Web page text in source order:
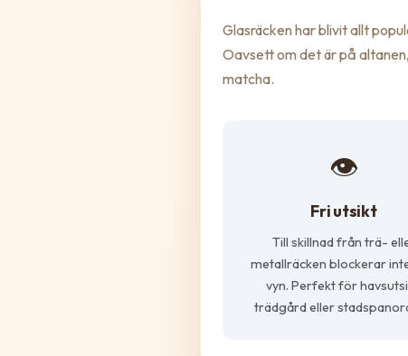
Glasräcken har blivit allt
Oavsett om det är på
matcha.
👁️
Fri utsikt
Till skillnad från trä-
metallräcken blockerar
vyn. Perfekt för
trädgård eller